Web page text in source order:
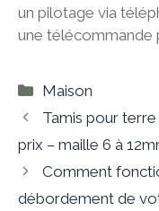
un pilotage via
une télécommande
Catégories
Maison
Tamis pour
prix – maille 6 à
Comment
débordement de